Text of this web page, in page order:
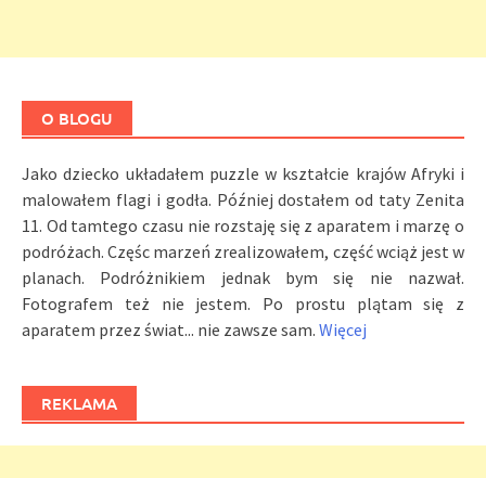
O BLOGU
Jako dziecko układałem puzzle w kształcie krajów Afryki i
malowałem flagi i godła. Później dostałem od taty Zenita
11. Od tamtego czasu nie rozstaję się z aparatem i marzę o
podróżach. Częśc marzeń zrealizowałem, część wciąż jest w
planach. Podróżnikiem jednak bym się nie nazwał.
Fotografem też nie jestem. Po prostu plątam się z
aparatem przez świat... nie zawsze sam. Więcej
REKLAMA